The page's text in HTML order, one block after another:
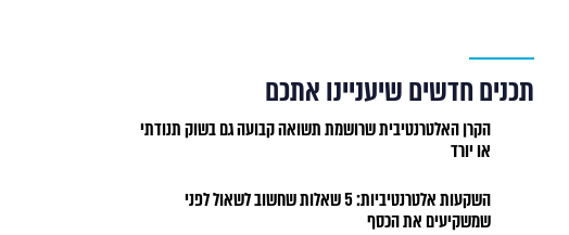
תכנים חדשים שיעניינו אתכם
הקרן האלטרנטיבית שרושמת תשואה קבועה גם בשוק תנודתי
או יורד
השקעות אלטרנטיביות: 5 שאלות שחשוב לשאול לפני
שמשקיעים את הכסף